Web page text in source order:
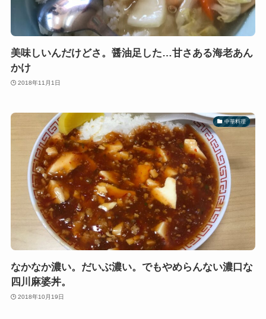
美味しいんだけどさ。醤油足した…甘さある海老あん
かけ
2018年11月1日
中華料理
なかなか濃い。だいぶ濃い。でもやめらんない濃口な
四川麻婆丼。
2018年10月19日